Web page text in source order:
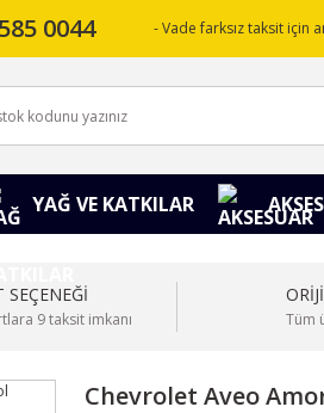
0044 - Vade farksız taksit için
YAĞ VE KATKILAR
SEÇENEĞİ
9 taksit imkanı Tüm
Chevrolet Aveo